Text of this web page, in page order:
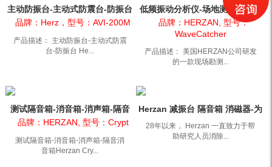
主动防振台-主动式防震台-防振台
Herz AVI-200M
品牌：Herz，型号：AVI-200M
产品描述： 主动防振台-主动式防震
台-防振台 He...
低频振动分析仪-场地测试振动分
析仪-环境振动分析...
品牌：HERZAN, 型号：
WaveCatcher
产品描述： 美国HERZAN公司研发
的一款现场勘测...
测试隔音箱-消音箱-消声箱-隔音
消音箱Herzan Crypt
品牌：HERZAN, 型号：Crypt
测试隔音箱-消音箱-消声箱-隔音消
音箱Herzan Cry...
Herzan 减振台 隔音箱 消磁器-为
什么成为微纳测试...
28年以来， Herzan 一直致力于帮
助研究人员消除...